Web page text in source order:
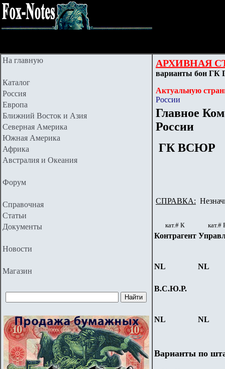
На главную
Каталог
Россия
Европа
Ближний Восток и Азия
Северная Америка
Южная Америка
Африка
Австралия и Океания
Форум
Справочная
Статьи
Документы
Новости
Магазин
АРХИВНАЯ
варианты бон ГК
Актуальную
России
Главное
России
ГК ВСЮР
СПРАВКА:
кат.# К кат.#
Контрагент
NL NL
В.С.Ю.Р.
NL NL
Варианты по